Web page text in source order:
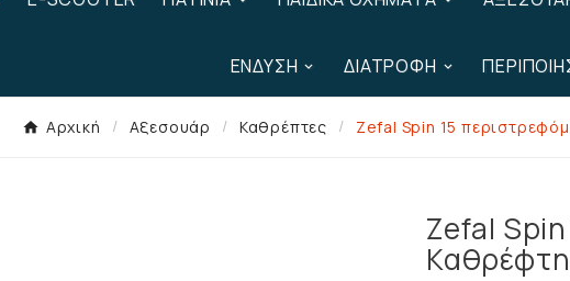
ΈΝΔΥΣΗ ΔΙΑΤΡΟΦΉ
Αρχική Αξεσουάρ Καθρέπτες Zefal Spin 15
Zefal